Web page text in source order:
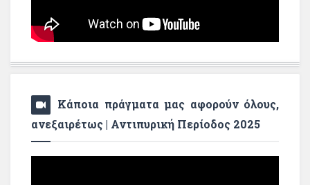
Κάποια πράγματα μας αφορούν όλους,
ανεξαιρέτως | Αντιπυρική Περίοδος 2025